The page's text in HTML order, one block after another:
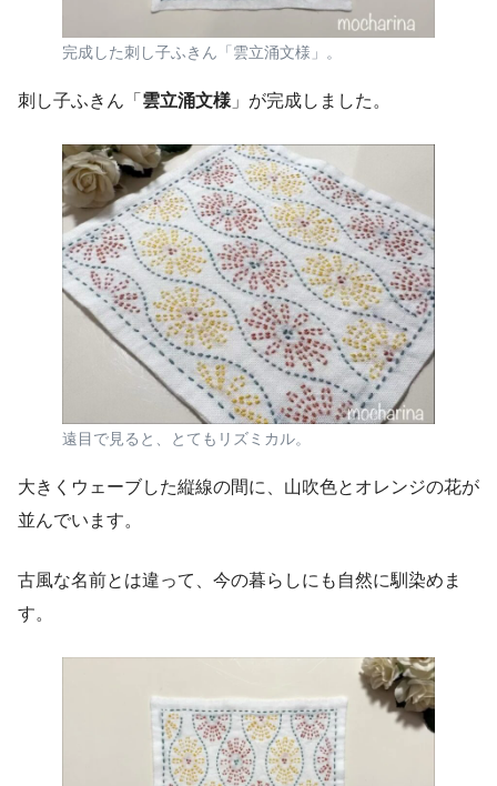
完成した刺し子ふきん「雲立涌文様」。
刺し子ふきん「 雲立涌文様 」が完成しました。
遠目で見ると、とてもリズミカル。
大きくウェーブした縦線の間に、山吹色とオレンジの花が
並んでいます。
古風な名前とは違って、今の暮らしにも自然に馴染めま
す。